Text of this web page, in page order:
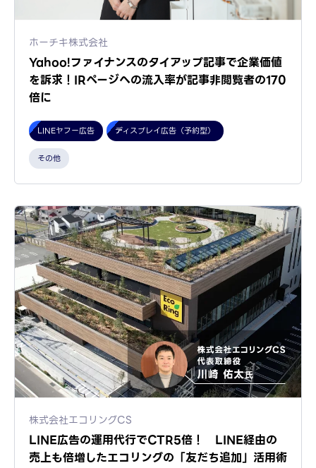
ホーチキ株式会社
Yahoo!ファイナンスのタイアップ記事で企業価値
を訴求！IRページへの流入率が記事非閲覧者の170
倍に
LINEヤフー広告 ディスプレイ広告（予約型）
その他
株式会社エコリングCS
LINE広告の運用代行でCTR5倍！ LINE経由の
売上も倍増したエコリングの「友だち追加」活用術